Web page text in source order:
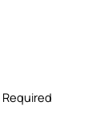
Required